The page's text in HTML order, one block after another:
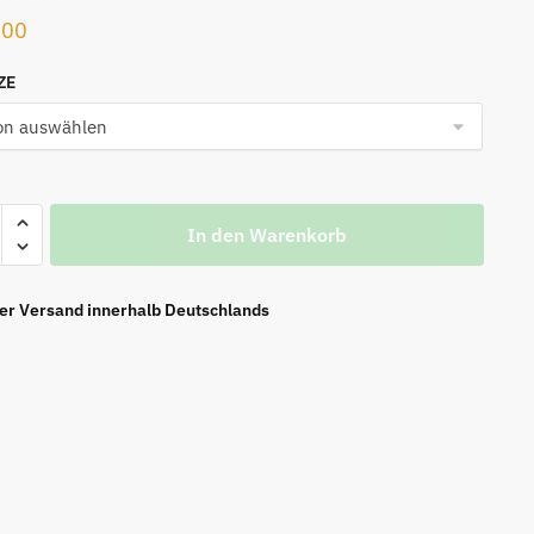
In den Warenkorb
Versand innerhalb Deutschlands